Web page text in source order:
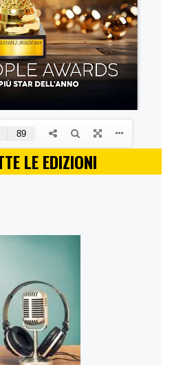
LE EDIZIONI